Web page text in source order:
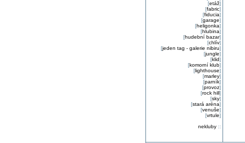
[etáž]
[fabric]
[fiducia]
[garage]
[heligonka]
[hlubina]
[hudební bazar]
[chlív]
[jeden tag - galerie nibiru]
[jungle]
[klid]
[komorní klub]
[lighthouse]
[marley]
[parník]
[provoz]
[rock hill]
[sky]
[stará aréna]
[venuše]
[vrtule]
nekluby::